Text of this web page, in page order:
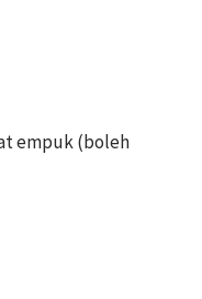
empuk (boleh